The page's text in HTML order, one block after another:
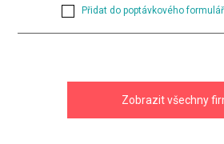
Přidat do poptávkového
Zobrazit všechny